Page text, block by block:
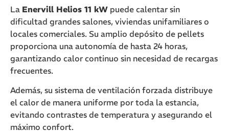
La Enervill Helios 11 kW puede calentar sin
dificultad grandes salones, viviendas unifamiliares o
locales comerciales. Su amplio depósito de pellets
proporciona una autonomía de hasta 24 horas,
garantizando calor continuo sin necesidad de recargas
frecuentes.
Además, su sistema de ventilación forzada distribuye
el calor de manera uniforme por toda la estancia,
evitando contrastes de temperatura y asegurando el
máximo confort.